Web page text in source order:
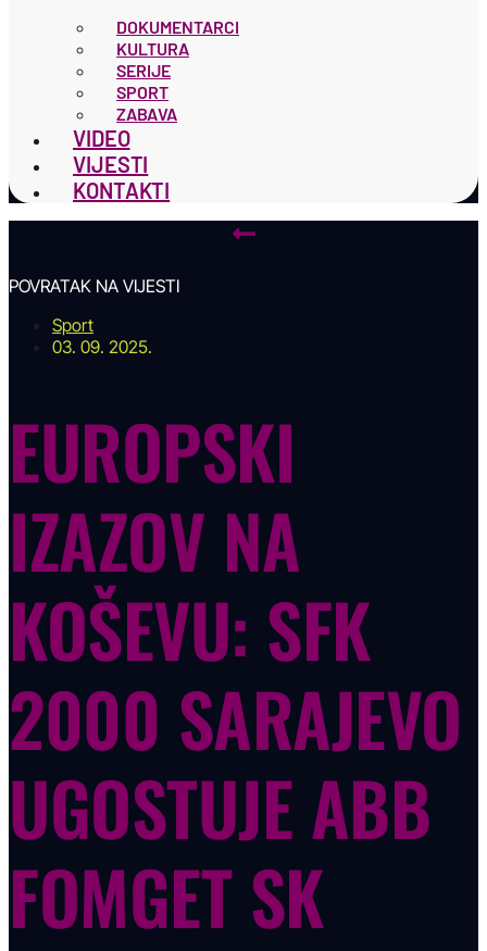
DOKUMENTARCI
KULTURA
SERIJE
SPORT
ZABAVA
VIDEO
VIJESTI
KONTAKTI
POVRATAK NA VIJESTI
Sport
03. 09. 2025.
EUROPSKI
IZAZOV NA
KOŠEVU: SFK
2000 SARAJEVO
UGOSTUJE ABB
FOMGET SK